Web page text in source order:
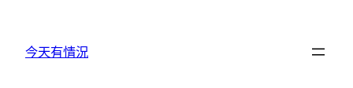
今天有情況